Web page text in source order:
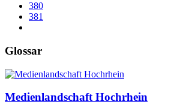
380
381
Glossar
Medienlandschaft Hochrhein